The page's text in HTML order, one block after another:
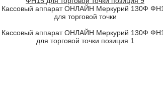
Кассовый аппарат ОНЛАЙН Меркурий 130Ф
для торговой точки
Кассовый аппарат ОНЛАЙН Меркурий 130Ф
для торговой точки позиция 1